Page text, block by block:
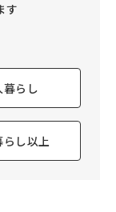
す
暮らし
し以上